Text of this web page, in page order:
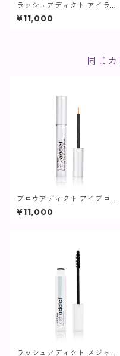
ラッシュアディクト アイラッ
シュ コンディショニング セラ
ム アドバンス / 5ml【まつ毛
¥11,000
同じ
ブロウアディクト アイブロウ
コンディショニング セラム ア
ドバンス / 5ml【眉毛用美容
¥11,000
ラッシュアディクト メジャー